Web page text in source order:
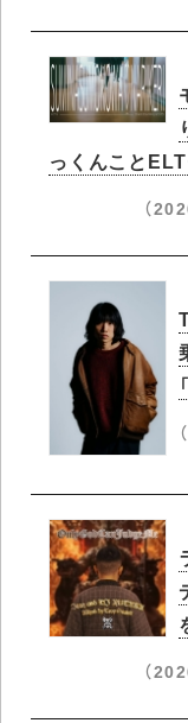
っくんこと
（
（